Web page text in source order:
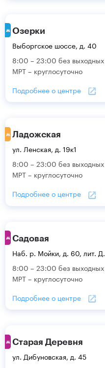
Озерки
Выборгское шоссе, д. 40
8:00 – 23:00 без выходных
МРТ – круглосуточно
Подробнее о центре
Ладожская
ул. Ленская, д. 19к1
8:00 – 23:00 без выходных
МРТ – круглосуточно
Подробнее о центре
Садовая
Наб. р. Мойки, д. 60, лит. Д.
8:00 – 23:00 без выходных
МРТ – круглосуточно
Подробнее о центре
Старая Деревня
ул. Дибуновская, д. 45